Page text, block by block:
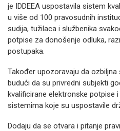
je IDDEEA uspostavila sistem
u više od 100 pravosudnih
sudija, tužilaca i službenika
potpise za donošenje odluka,
postupaka.
Također upozoravaju da ozbiljna
budući da su privredni subjekti
kvalificirane elektronske potpise
sistemima koje su uspostavile
Dodaju da se otvara i pitanje